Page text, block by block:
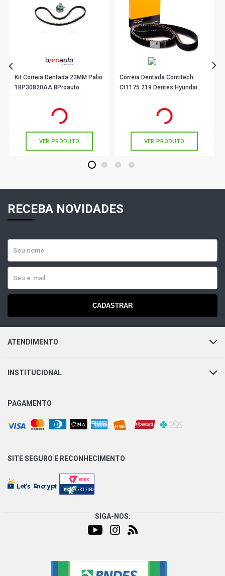
Kit Correia Dentada 22MM Palio
1BP30820AA BProauto
em até 5x de
VER PRODUTO
Correia Dentada Contitech
Ct1175 219 Dentes Hyundai
em até 10x de
VER PRODUTO
1 2 3 4
RECEBA NOVIDADES
CADASTRAR
ATENDIMENTO
INSTITUCIONAL
PAGAMENTO
SITE SEGURO E RECONHECIMENTO
SIGA-NOS: